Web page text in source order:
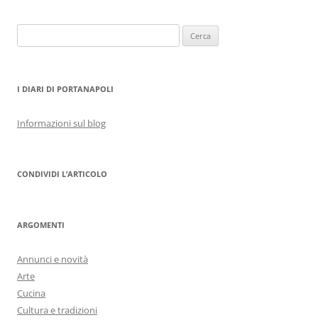
per:
I DIARI DI PORTANAPOLI
Informazioni sul blog
CONDIVIDI L’ARTICOLO
ARGOMENTI
Annunci e novità
Arte
Cucina
Cultura e tradizioni